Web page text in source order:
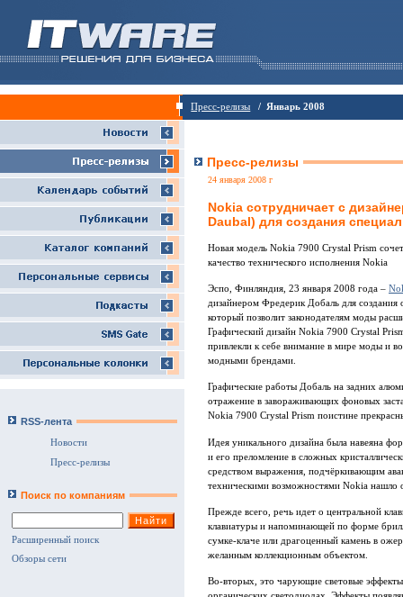
Пресс-релизы / Январь 2008
RSS-лента
Новости
Пресс-релизы
Поиск по компаниям
Расширенный поиск
Обзоры сети
Пресс-релизы
24 января 2008 г
Nokia сотрудничает с
Daubal) для создания
Новая модель Nokia 7900 Crystal Prism
качество технического исполнения Nokia
Эспо, Финляндия, 23 января 2008 года –
дизайнером Фредерик Добаль для создания
который позволит законодателям моды
Графический дизайн Nokia 7900 Crystal
привлекли к себе внимание в мире моды и
модными брендами.
Графические работы Добаль на задних
отражение в завораживающих фоновых
Nokia 7900 Crystal Prism поистине
Идея уникального дизайна была навеяна
и его преломление в сложных
средством выражения, подчёркивающим
техническими возможностями Nokia нашло
Прежде всего, речь идет о центральной
клавиатуры и напоминающей по форме
сумке-клаче или драгоценный камень в
желанным коллекционным объектом.
Во-вторых, это чарующие световые